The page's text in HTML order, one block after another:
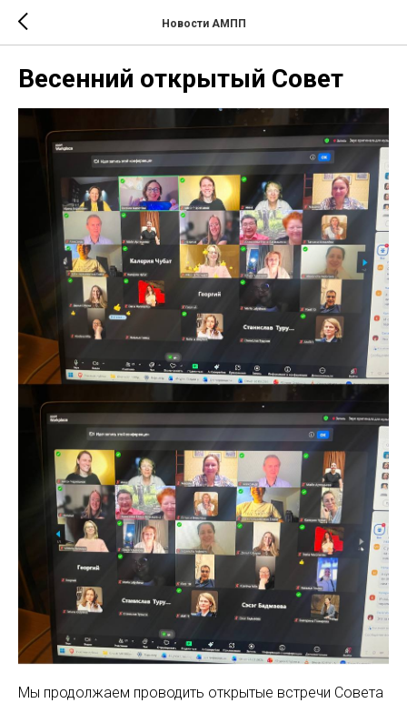
Новости АМПП
Весенний открытый Совет
Мы продолжаем проводить открытые встречи Совета